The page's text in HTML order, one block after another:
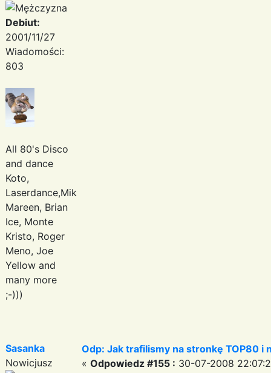
Debiut:
2001/11/27
Wiadomości:
803
All 80's Disco
and dance
Koto,
Laserdance,Mike
Mareen, Brian
Ice, Monte
Kristo, Roger
Meno, Joe
Yellow and
many more
;-)))
Sasanka
Nowicjusz
Odp: Jak trafilismy na stronkę TOP80 i
« Odpowiedz #155 : 30-07-2008